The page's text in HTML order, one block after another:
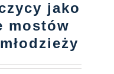
jako
mostów